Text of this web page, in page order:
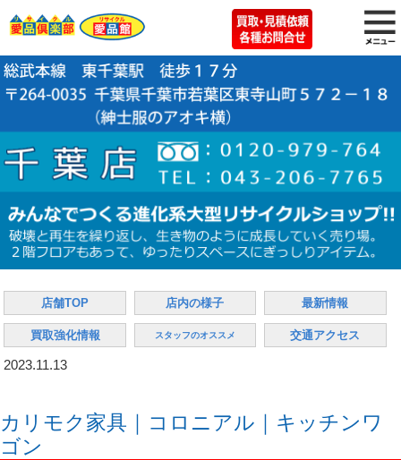
店舗TOP 店内の様子 最新情報
買取強化情報 スタッフのオススメ 交通アクセス
2023.11.13
カリモク家具｜コロニアル｜キッチンワ
ゴン